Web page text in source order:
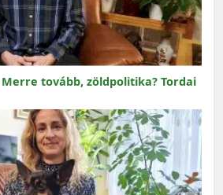
tovább, zöldpolitika? Tordai